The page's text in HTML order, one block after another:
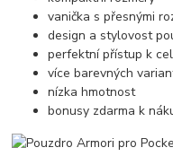
vanička s přesnými
design a stylovost
perfektní přístup k
více barevných
nízka hmotnost
bonusy zdarma k